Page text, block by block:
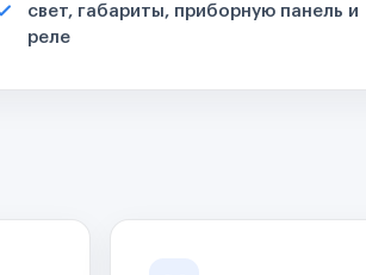
свет, габариты, приборную панель и
реле